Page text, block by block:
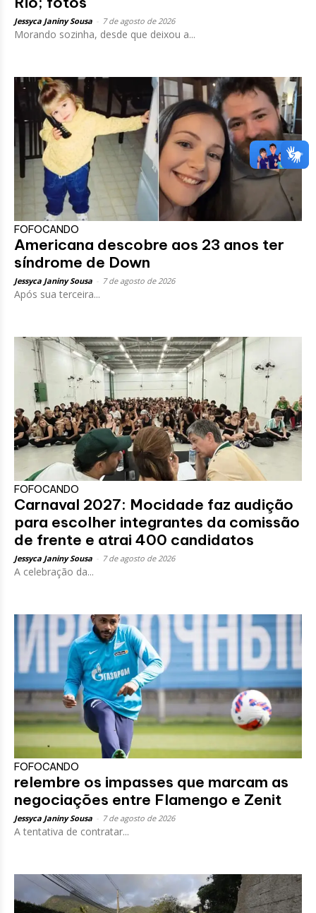
Jessyca Janiny Sousa 7 de agosto de 2026
Morando sozinha, desde que deixou a...
FOFOCANDO
Americana descobre aos 23 anos ter
síndrome de Down
Jessyca Janiny Sousa 7 de agosto de 2026
Após sua terceira...
FOFOCANDO
Carnaval 2027: Mocidade faz audição
para escolher integrantes da comissão
de frente e atrai 400 candidatos
Jessyca Janiny Sousa 7 de agosto de 2026
A celebração da...
FOFOCANDO
relembre os impasses que marcam as
negociações entre Flamengo e Zenit
Jessyca Janiny Sousa 7 de agosto de 2026
A tentativa de contratar...